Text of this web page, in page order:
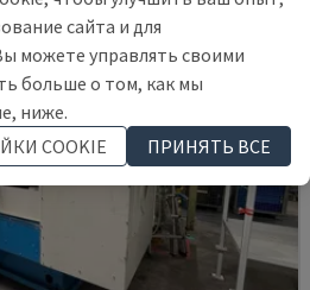
сайта и для
можете управлять своими
больше о том, как мы
ниже.
COOKIE
ПРИНЯТЬ ВСЕ